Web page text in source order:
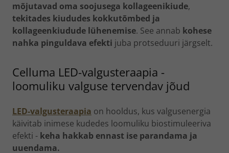
mõjutavad oma soojusega kollageenikiude,
tekitades kiududes kokkutõmbed ja
kollageenkiudude lühenemise. See annab kohese
nahka pinguldava efekti juba protseduuri järgselt.
Celluma LED-valgusteraapia -
loomuliku valguse tervendav jõud
LED-valgusteraapia on hooldus, kus valgusenergia
käivitab inimese kudedes loomuliku biostimuleeriva
efekti - keha hakkab ennast ise parandama ja
uuendama.